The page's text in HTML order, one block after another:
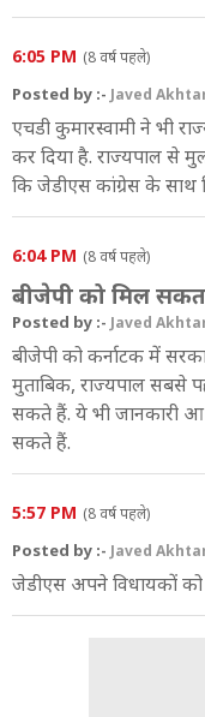
6:05 PM (8 वर्ष पहले)
Posted by :- Javed
एचडी कुमारस्वामी ने भी
कर दिया है. राज्यपाल से
कि जेडीएस कांग्रेस के साथ
6:04 PM (8 वर्ष पहले)
बीजेपी को मिल
Posted by :- Javed
बीजेपी को कर्नाटक में
मुताबिक, राज्यपाल सबसे
सकते हैं. ये भी जानकारी आ
सकते हैं.
5:57 PM (8 वर्ष पहले)
Posted by :- Javed
जेडीएस अपने विधायकों